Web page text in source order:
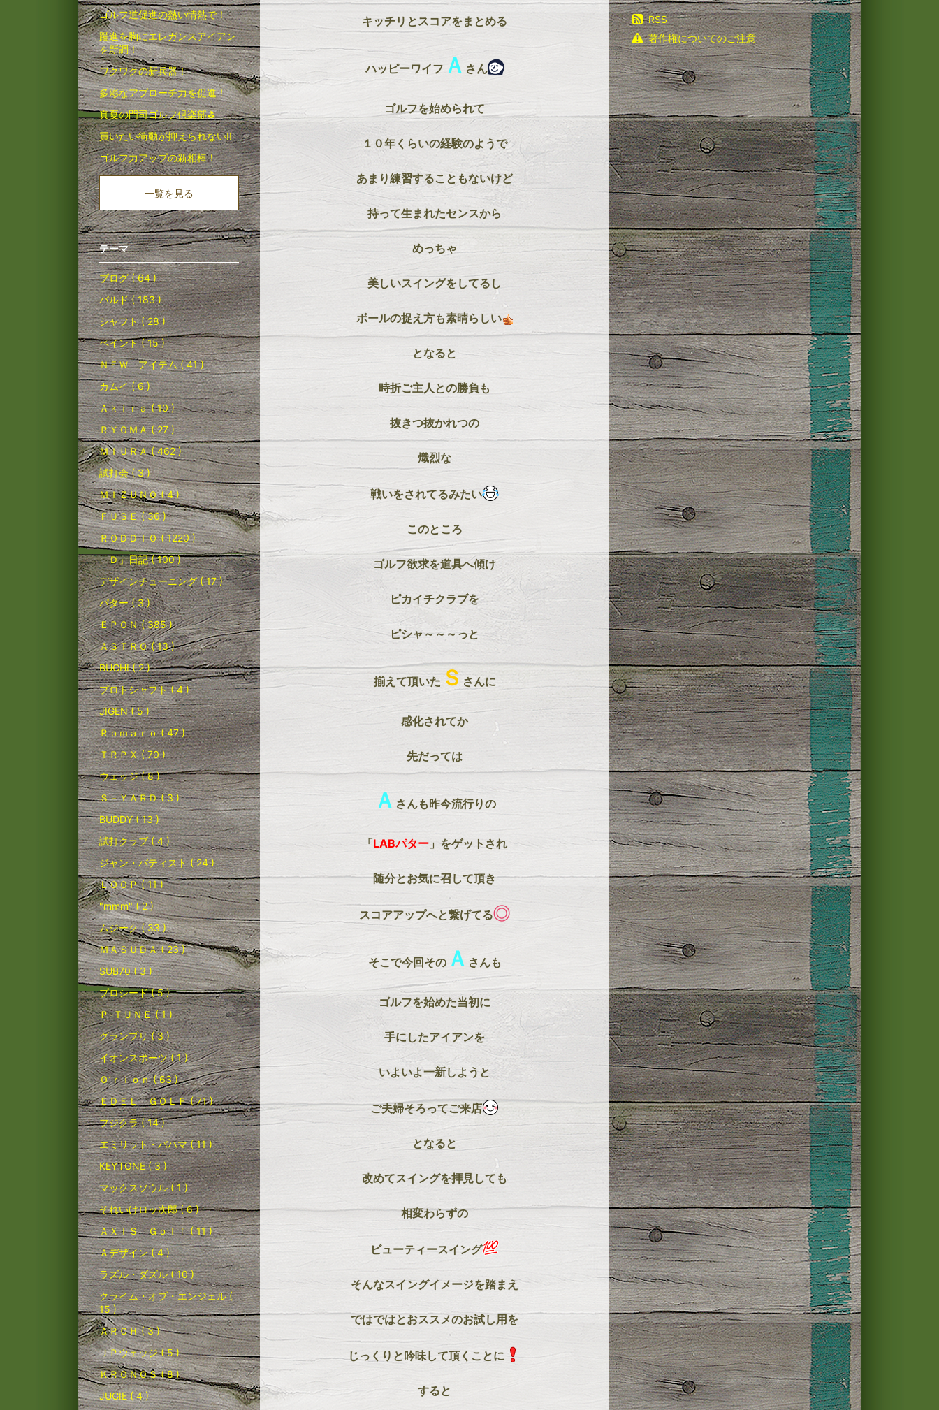
キッチリとスコアをまとめる
ハッピーワイフ Ａ さん
ゴルフを始められて
１０年くらいの経験のようで
あまり練習することもないけど
持って生まれたセンスから
めっちゃ
美しいスイングをしてるし
ボールの捉え方も素晴らしい
となると
時折ご主人との勝負も
抜きつ抜かれつの
熾烈な
戦いをされてるみたい
このところ
ゴルフ欲求を道具へ傾け
ピカイチクラブを
ピシャ～～～っと
揃えて頂いたＳさんに
感化されてか
先だっては
Ａ さんも昨今流行りの
「LABパター 」をゲットされ
随分とお気に召して頂き
スコアアップへと繋げてる
そこで今回そのＡ さんも
ゴルフを始めた当初に
手にしたアイアンを
いよいよ一新しようと
ご夫婦そろってご来店
となると
改めてスイングを拝見しても
相変わらずの
ビューティースイング
そんなスイングイメージを踏まえ
ではではとおススメのお試し用を
じっくりと吟味して頂くことに
すると
RSS
著作権についてのご注意
ゴルフ道促進の熱い情熱で！
躍進を胸にエレガンスアイアン
を新調！
ワクワクの新兵器！
多彩なアプローチ力を促進！
真夏の門司ゴルフ倶楽部⛳
買いたい衝動が抑えられない!!
ゴルフ力アップの新相棒！
一覧を見る
テーマ
ブログ ( 64 )
バルド ( 183 )
シャフト ( 28 )
ペイント ( 15 )
ＮＥＷ アイテム ( 41 )
カムイ ( 6 )
Ａｋｉｒａ ( 10 )
ＲＹＯＭＡ ( 27 )
ＭＩＵＲＡ ( 462 )
試打会 ( 3 )
ＭＩＺＵＮＯ ( 4 )
ＦＵＳＥ ( 36 )
ＲＯＤＤＩＯ ( 1220 )
「Ｄ」日記 ( 100 )
デザインチューニング ( 17 )
パター ( 3 )
ＥＰＯＮ ( 385 )
ＡＳＴＲＯ ( 13 )
BUCHI ( 2 )
プロトシャフト ( 4 )
JIGEN ( 5 )
Ｒｏｍａｒｏ ( 47 )
ＴＲＰＸ ( 70 )
ウェッジ ( 8 )
Ｓ－ＹＡＲＤ ( 3 )
BUDDY ( 13 )
試打クラブ ( 4 )
ジャン・バティスト ( 24 )
ＬＯＯＰ ( 11 )
"mmm" ( 2 )
ムジーク ( 33 )
ＭＡＳＵＤＡ ( 23 )
SUB70 ( 3 )
プロシード ( 5 )
Ｐ-ＴＵＮＥ ( 1 )
グランプリ ( 3 )
イオンスポーツ ( 1 )
Ｏ’ｒｉｏｎ ( 63 )
ＥＤＥＬ ＧＯＬＦ ( 71 )
フジクラ ( 14 )
エミリット・バハマ ( 11 )
KEYTONE ( 3 )
マックスソウル ( 1 )
それいけロッ次郎 ( 6 )
ＡＸＩＳ Ｇｏｌｆ ( 11 )
Ａデザイン ( 4 )
ラズル・ダズル ( 10 )
クライム・オブ・エンジェル (
15 )
ＡＲＣＨ ( 3 )
ＪＰウェッジ ( 5 )
ＫＲＯＮＯＳ ( 8 )
JUCIE ( 4 )